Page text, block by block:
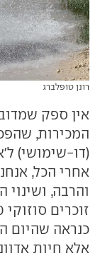
רונן טופלברג
אין ספק
המכירות,
(דו-שימושי)
אחרי הכל,
והרבה,
כנראה שהיום
אלא חיות